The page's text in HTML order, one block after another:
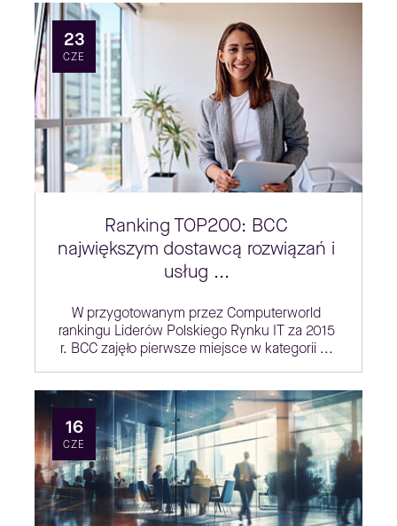
23
CZE
Ranking TOP200: BCC
największym dostawcą rozwiązań i
usług ...
W przygotowanym przez Computerworld
rankingu Liderów Polskiego Rynku IT za 2015
r. BCC zajęło pierwsze miejsce w kategorii ...
16
CZE